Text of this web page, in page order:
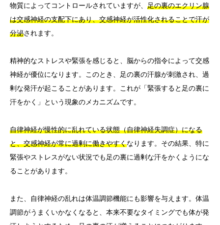
物質によってコントロールされていますが、 足の裏のエクリン腺
は交感神経の支配下にあり、交感神経が活性化されることで汗が
分泌されます。
精神的なストレスや緊張を感じると、脳からの指令によって交感
神経が優位になります。このとき、足の裏の汗腺が刺激され、過
剰な発汗が起こることがあります。これが「緊張すると足の裏に
汗をかく」という現象のメカニズムです。
自律神経が慢性的に乱れている状態（自律神経失調症）になる
と、交感神経が常に過剰に働きやすくなります。その結果、特に
緊張やストレスがない状況でも足の裏に過剰な汗をかくようにな
ることがあります。
また、自律神経の乱れは体温調節機能にも影響を与えます。体温
調節がうまくいかなくなると、本来不要なタイミングでも体が発